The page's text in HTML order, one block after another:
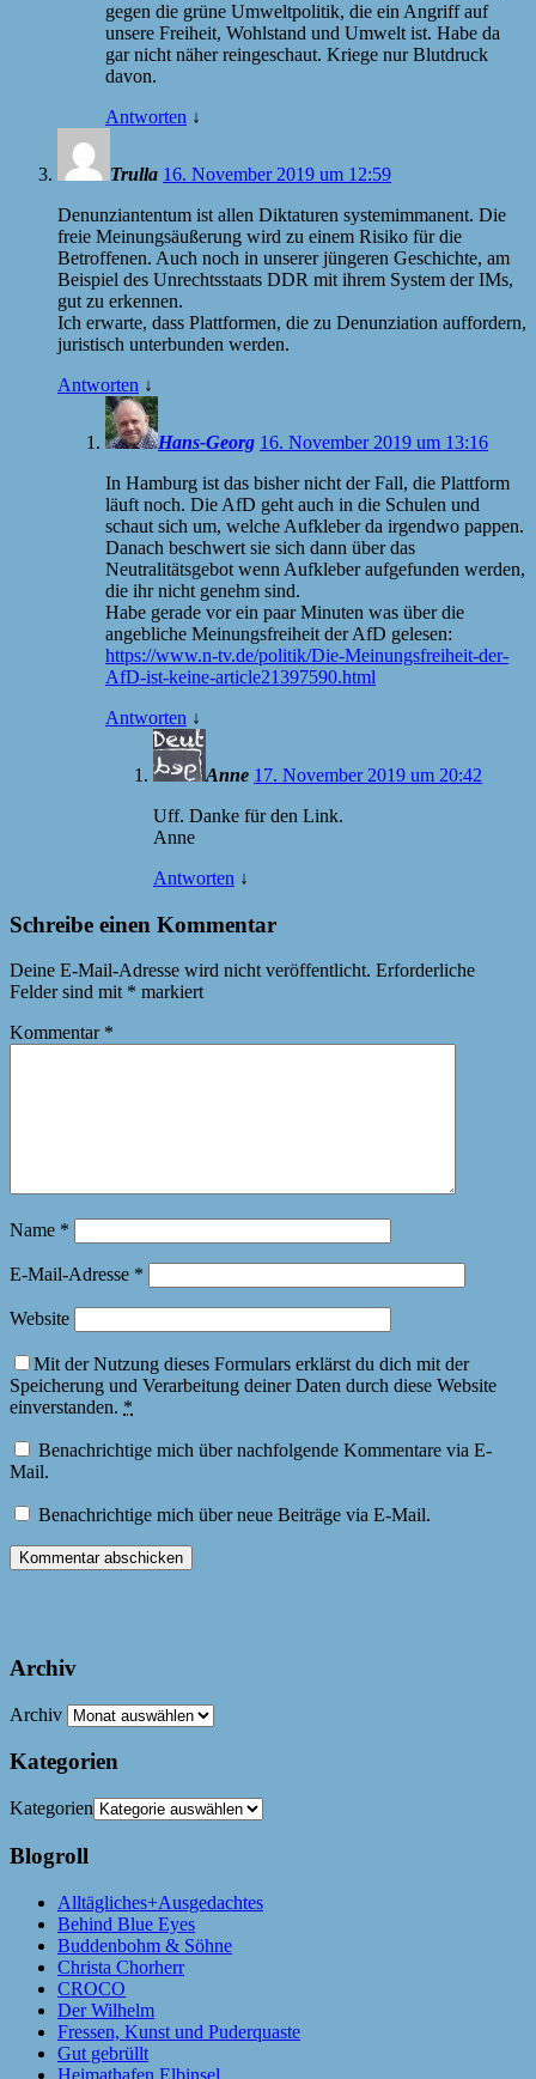
gegen die grüne Umweltpolitik, die ein Angriff auf
unsere Freiheit, Wohlstand und Umwelt ist. Habe da
gar nicht näher reingeschaut. Kriege nur Blutdruck
davon.
Antworten ↓
Trulla 16. November 2019 um 12:59
Denunziantentum ist allen Diktaturen systemimmanent. Die
freie Meinungsäußerung wird zu einem Risiko für die
Betroffenen. Auch noch in unserer jüngeren Geschichte, am
Beispiel des Unrechtsstaats DDR mit ihrem System der IMs,
gut zu erkennen.
Ich erwarte, dass Plattformen, die zu Denunziation auffordern,
juristisch unterbunden werden.
Antworten ↓
Hans-Georg 16. November 2019 um 13:16
In Hamburg ist das bisher nicht der Fall, die Plattform
läuft noch. Die AfD geht auch in die Schulen und
schaut sich um, welche Aufkleber da irgendwo pappen.
Danach beschwert sie sich dann über das
Neutralitätsgebot wenn Aufkleber aufgefunden werden,
die ihr nicht genehm sind.
Habe gerade vor ein paar Minuten was über die
angebliche Meinungsfreiheit der AfD gelesen:
https://www.n-tv.de/politik/Die-Meinungsfreiheit-der-
AfD-ist-keine-article21397590.html
Antworten ↓
Anne 17. November 2019 um 20:42
Uff. Danke für den Link.
Anne
Antworten ↓
Schreibe einen Kommentar
Deine E-Mail-Adresse wird nicht veröffentlicht. Erforderliche
Felder sind mit * markiert
Kommentar *
Name *
E-Mail-Adresse *
Website
Mit der Nutzung dieses Formulars erklärst du dich mit der
Speicherung und Verarbeitung deiner Daten durch diese Website
einverstanden. *
Benachrichtige mich über nachfolgende Kommentare via E-
Mail.
Benachrichtige mich über neue Beiträge via E-Mail.
Archiv
Archiv
Kategorien
Kategorien
Blogroll
Alltägliches+Ausgedachtes
Behind Blue Eyes
Buddenbohm & Söhne
Christa Chorherr
CROCO
Der Wilhelm
Fressen, Kunst und Puderquaste
Gut gebrüllt
Heimathafen Elbinsel